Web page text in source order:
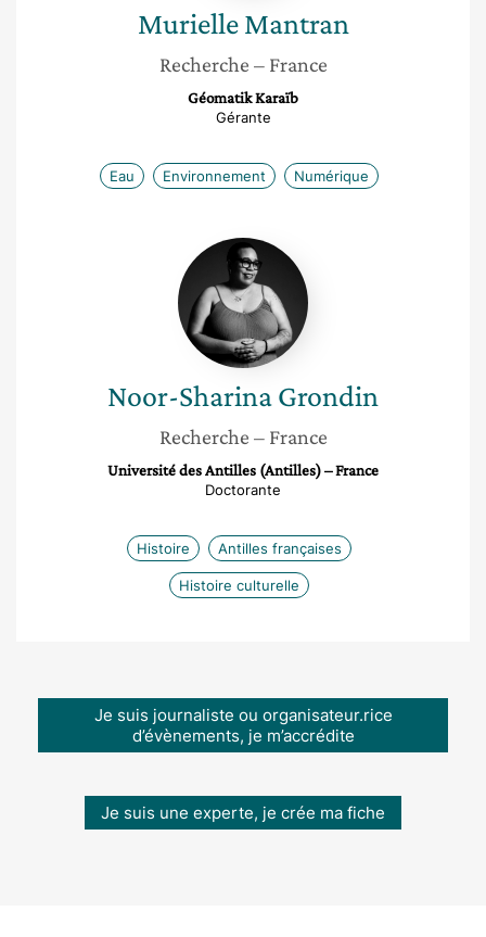
Murielle Mantran
Recherche – France
Géomatik Karaïb
Gérante
Eau Environnement Numérique
Noor-
Sharina
Grondin
Noor-SharinaGrondin
Recherche – France
Université des Antilles (Antilles) – France
Doctorante
Histoire Antilles françaises
Histoire culturelle
Je suis journaliste ou organisateur.rice
d’évènements, je m’accrédite
Je suis une experte, je crée ma fiche